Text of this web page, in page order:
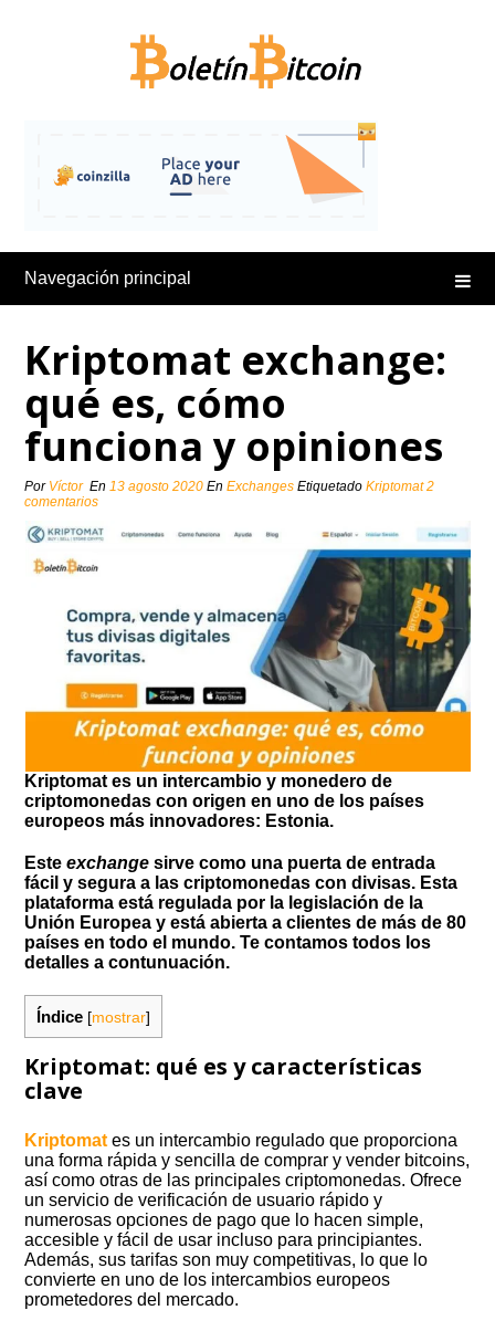
Navegación principal
Kriptomat exchange:
qué es, cómo
funciona y opiniones
Por Víctor En13 agosto 2020 EnExchanges EtiquetadoKriptomat 2
comentarios
Kriptomat es un intercambio y monedero de
criptomonedas con origen en uno de los países
europeos más innovadores: Estonia.
Esteexchange sirve como una puerta de entrada
fácil y segura a las criptomonedas con divisas. Esta
plataforma está regulada por la legislación de la
Unión Europea y está abierta a clientes de más de 80
países en todo el mundo. Te contamos todos los
detalles a contunuación.
Índice [mostrar]
Kriptomat: qué es y características
clave
Kriptomat es un intercambio regulado que proporciona
una forma rápida y sencilla de comprar y vender bitcoins,
así como otras de las principales criptomonedas. Ofrece
un servicio de verificación de usuario rápido y
numerosas opciones de pago que lo hacen simple,
accesible y fácil de usar incluso para principiantes.
Además, sus tarifas son muy competitivas, lo que lo
convierte en uno de los intercambios europeos
prometedores del mercado.